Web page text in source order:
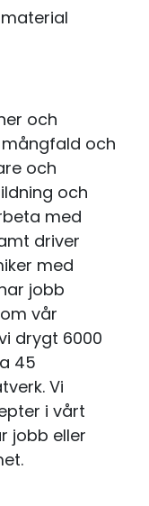
och
och
och
och
med
driver
med
jobb
vår
drygt 6000
45
Vi
i vårt
jobb eller